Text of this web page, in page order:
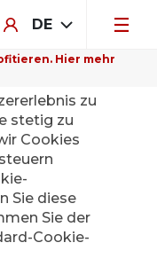
DE
Hier mehr
jetzt mit bis zu
wir
zu
stetig zu
Cookies
Sie diese
Sie der
Cookie-